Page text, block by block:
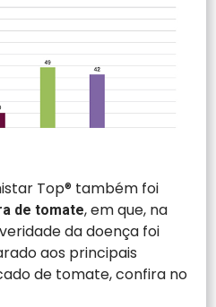
Top® também foi
de tomate, em que, na
da doença foi
aos principais
de tomate, confira no